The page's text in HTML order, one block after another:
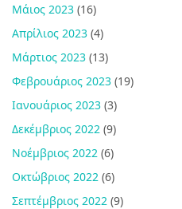
Μάιος 2023 (16)
Απρίλιος 2023 (4)
Μάρτιος 2023 (13)
Φεβρουάριος 2023 (19)
Ιανουάριος 2023 (3)
Δεκέμβριος 2022 (9)
Νοέμβριος 2022 (6)
Οκτώβριος 2022 (6)
Σεπτέμβριος 2022 (9)